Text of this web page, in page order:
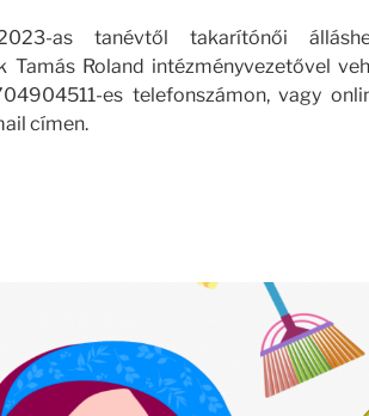
as tanévtől takarítónői
Tamás Roland intézményvezetővel
es telefonszámon, vagy
címen.